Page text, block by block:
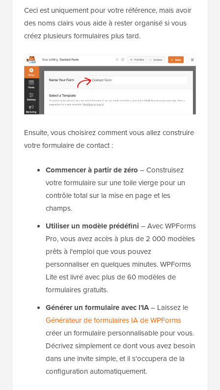
Ceci est uniquement pour votre référence, mais avoir
des noms clairs vous aide à rester organisé si vous
créez plusieurs formulaires plus tard.
Ensuite, vous choisirez comment vous allez construire
votre formulaire de contact :
Commencer à partir de zéro – Construisez
votre formulaire sur une toile vierge pour un
contrôle total sur la mise en page et les
champs.
Utiliser un modèle prédéfini – Avec WPForms
Pro, vous avez accès à plus de 2 000 modèles
prêts à l'emploi que vous pouvez
personnaliser en quelques minutes. WPForms
Lite est livré avec plus de 60 modèles de
formulaires gratuits.
Générer un formulaire avec l'IA– Laissez le
Générateur de formulaires IA de WPForms
créer un formulaire personnalisable pour vous.
Décrivez simplement ce dont vous avez besoin
dans une invite simple, et il s'occupera de la
configuration automatiquement.